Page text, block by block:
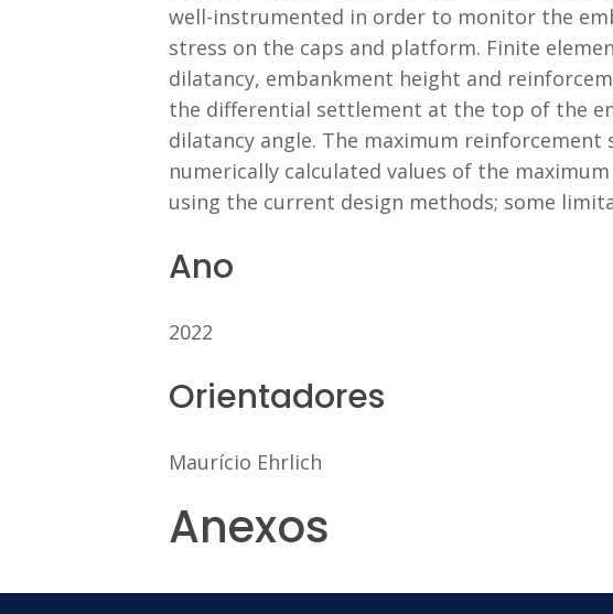
well-instrumented in order to monitor the
stress on the caps and platform. Finite
dilatancy, embankment height and
the differential settlement at the top of the
dilatancy angle. The maximum
numerically calculated values of the
using the current design methods; some
Ano
2022
Orientadores
Maurício Ehrlich
Anexos